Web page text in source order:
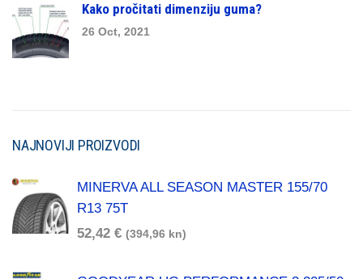
Kako pročitati dimenziju guma?
26 Oct, 2021
NAJNOVIJI PROIZVODI
MINERVA ALL SEASON MASTER 155/70
R13 75T
52,42 € (394,96 kn)